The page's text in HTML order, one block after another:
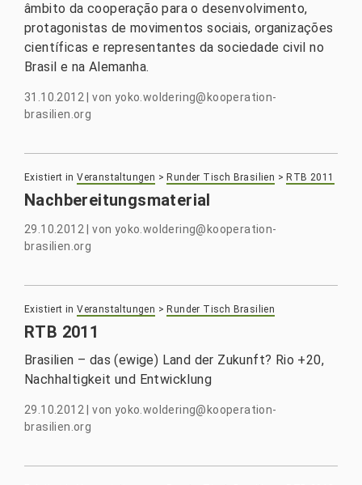
âmbito da cooperação para o desenvolvimento,
protagonistas de movimentos sociais, organizações
científicas e representantes da sociedade civil no
Brasil e na Alemanha.
31.10.2012 |von yoko.woldering@kooperation-
brasilien.org
Existiert in Veranstaltungen > Runder Tisch Brasilien > RTB 2011
Nachbereitungsmaterial
29.10.2012 |von yoko.woldering@kooperation-
brasilien.org
Existiert in Veranstaltungen > Runder Tisch Brasilien
RTB 2011
Brasilien – das (ewige) Land der Zukunft? Rio +20,
Nachhaltigkeit und Entwicklung
29.10.2012 |von yoko.woldering@kooperation-
brasilien.org